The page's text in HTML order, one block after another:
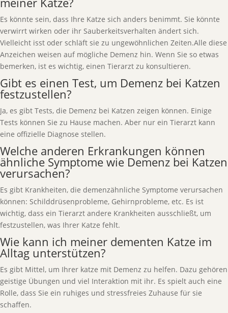
Es könnte sein, dass Ihre Katze sich anders benimmt. Sie könnte
verwirrt wirken oder ihr Sauberkeitsverhalten ändert sich.
Vielleicht isst oder schläft sie zu ungewöhnlichen Zeiten.Alle diese
Anzeichen weisen auf mögliche Demenz hin. Wenn Sie so etwas
bemerken, ist es wichtig, einen Tierarzt zu konsultieren.
Gibt es einen Test, um Demenz bei Katzen
festzustellen?
Ja, es gibt Tests, die Demenz bei Katzen zeigen können. Einige
Tests können Sie zu Hause machen. Aber nur ein Tierarzt kann
eine offizielle Diagnose stellen.
Welche anderen Erkrankungen können
ähnliche Symptome wie Demenz bei Katzen
verursachen?
Es gibt Krankheiten, die demenzähnliche Symptome verursachen
können: Schilddrüsenprobleme, Gehirnprobleme, etc. Es ist
wichtig, dass ein Tierarzt andere Krankheiten ausschließt, um
festzustellen, was Ihrer Katze fehlt.
Wie kann ich meiner dementen Katze im
Alltag unterstützen?
Es gibt Mittel, um Ihrer katze mit Demenz zu helfen. Dazu gehören
geistige Übungen und viel Interaktion mit ihr. Es spielt auch eine
Rolle, dass Sie ein ruhiges und stressfreies Zuhause für sie
schaffen.